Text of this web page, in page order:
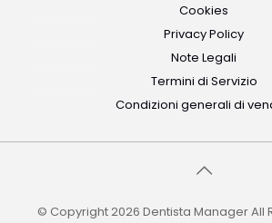
Cookies
Privacy Policy
Note Legali
Termini di Servizio
Condizioni generali di
© Copyright 2026 Dentista Manager All